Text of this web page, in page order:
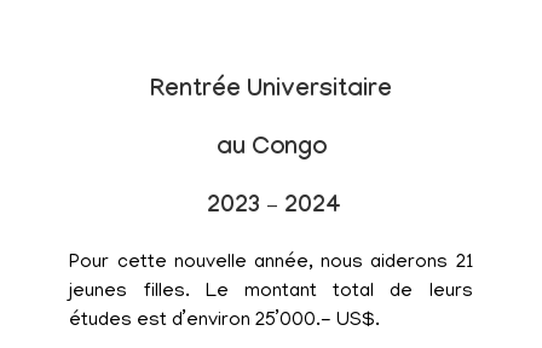
Rentrée Universitaire
au Congo
2023 – 2024
Pour cette nouvelle année, nous aiderons 21
jeunes filles. Le montant total de leurs
études est d’environ 25’000.- US$.